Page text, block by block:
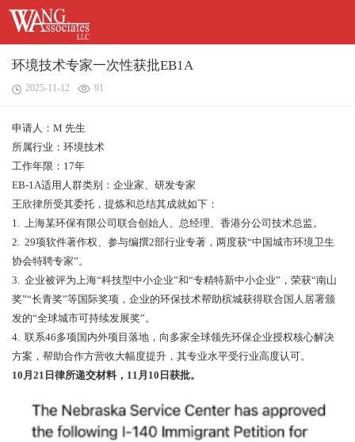
环境技术专家一次性获批EB1A
2025-11-12 91
申请人：M 先生
所属行业：环境技术
工作年限：17年
EB-1A适用人群类别：企业家、研发专家
王欣律所受其委托，提炼和总结其成就如下：
1. 上海某环保有限公司联合创始人、总经理、香港分公司技术总监。
2. 29项软件著作权、参与编撰2部行业专著，两度获“中国城市环境卫生
协会特聘专家”。
3. 企业被评为上海“科技型中小企业”和“专精特新中小企业”，荣获“南山
奖”“长青奖”等国际奖项，企业的环保技术帮助槟城获得联合国人居署颁
发的“全球城市可持续发展奖”。
4. 联系46多项国内外项目落地，向多家全球领先环保企业授权核心解决
方案，帮助合作方营收大幅度提升，其专业水平受行业高度认可。
10月21日律所递交材料，11月10日获批。